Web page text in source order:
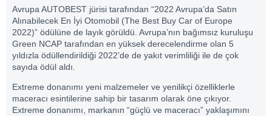
Avrupa AUTOBEST jürisi tarafından “2022 Avrupa’da Satın
Alınabilecek En İyi Otomobil (The Best Buy Car of Europe
2022)” ödülüne de layık görüldü. Avrupa’nın bağımsız kuruluşu
Green NCAP tarafından en yüksek derecelendirme olan 5
yıldızla ödüllendirildiği 2022’de de yakıt verimliliği ile de çok
sayıda ödül aldı.
Extreme donanımı yeni malzemeler ve yenilikçi özelliklerle
maceracı esintilerine sahip bir tasarım olarak öne çıkıyor.
Extreme donanımı, markanın “güçlü ve maceracı” yaklaşımını